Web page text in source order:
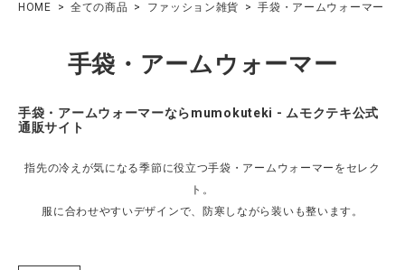
ようこそ ゲスト 様
HOME 全ての商品 ファッション雑貨 手袋・アームウォーマー
手袋・アームウォーマー
手袋・アームウォーマーならmumokuteki - ムモクテキ公式
通販サイト
指先の冷えが気になる季節に役立つ手袋・アームウォーマーをセレク
ト。
服に合わせやすいデザインで、防寒しながら装いも整います。